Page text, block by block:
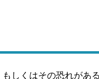
しくはその恐れがあ